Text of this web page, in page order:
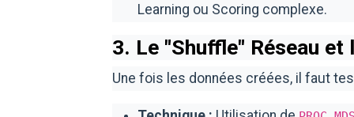
Learning ou Scoring complexe.
3. Le "Shuffle" Réseau et
Une fois les données créées, il faut